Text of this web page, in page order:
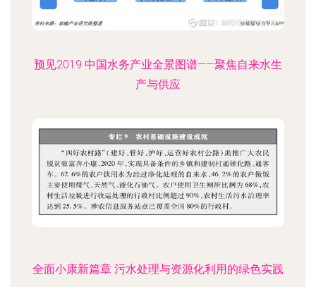
预见2019 中国水务产业全景图谱——聚焦自来水生
产与供应
全面小康新篇章 污水处理与资源化利用的绿色实践